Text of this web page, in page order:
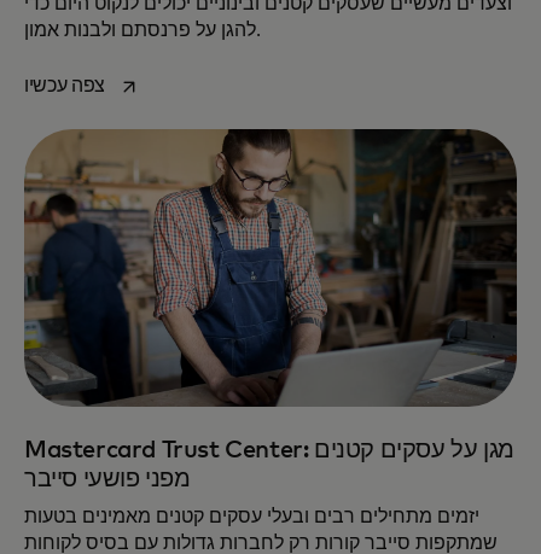
וצעדים מעשיים שעסקים קטנים ובינוניים יכולים לנקוט היום כדי
להגן על פרנסתם ולבנות אמון.
צפה עכשיו opens in a new tab
Mastercard Trust Center: מגן על עסקים קטנים
מפני פושעי סייבר
יזמים מתחילים רבים ובעלי עסקים קטנים מאמינים בטעות
שמתקפות סייבר קורות רק לחברות גדולות עם בסיס לקוחות